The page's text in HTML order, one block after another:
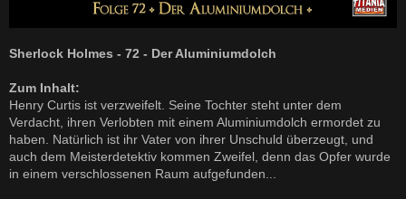
Sherlock Holmes - 72 - Der Aluminiumdolch
Zum Inhalt:
Henry Curtis ist verzweifelt. Seine Tochter steht unter dem
Verdacht, ihren Verlobten mit einem Aluminiumdolch ermordet zu
haben. Natürlich ist ihr Vater von ihrer Unschuld überzeugt, und
auch dem Meisterdetektiv kommen Zweifel, denn das Opfer wurde
in einem verschlossenen Raum aufgefunden...